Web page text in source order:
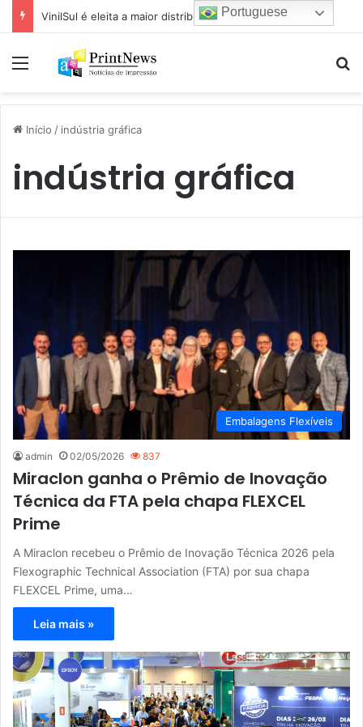
Menu
Início / indústria gráfica
indústria gráfica
Embalagens Flexíveis
admin 02/05/2026 837
Miraclon ganha o Prêmio de Inovação
Técnica da FTA pela chapa FLEXCEL
Prime
A Miraclon recebeu o Prêmio de Inovação Técnica 2026 pela
Flexographic Technical Association (FTA) por sua chapa
FLEXCEL Prime, uma…
Leia mais »
Portuguese